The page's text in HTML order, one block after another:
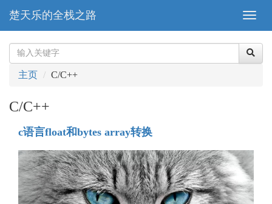
楚天乐的全栈之路
主页 C/C++
C/C++
c语言float和bytes array转换